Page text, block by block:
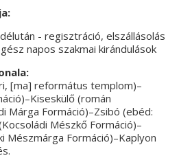
- regisztráció, elszállásolás
napos szakmai kirándulások
[ma] református templom)–
(román
Márga Formáció)–Zsibó (ebéd:
Mészkő Formáció)–
Mészmárga Formáció)–Kaplyon